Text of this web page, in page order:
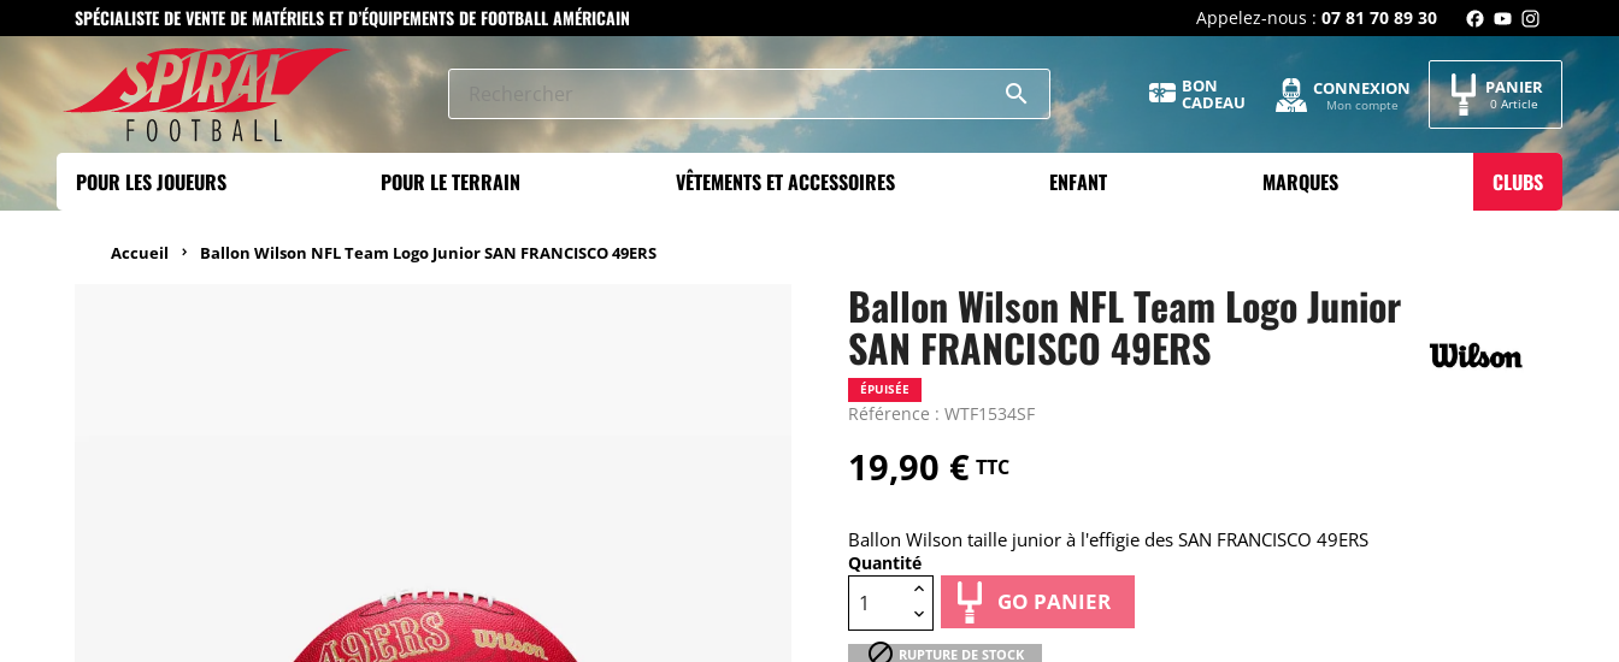
SPÉCIALISTE DE VENTE DE MATÉRIELS ET D’ÉQUIPEMENTS DE FOOTBALL AMÉRICAIN Appelez-nous : 07 81 70 89 30
search BON
CADEAU
CONNEXION
Mon compte
PANIER
0 Article
POUR LES JOUEURS POUR LE TERRAIN VÊTEMENTS ET ACCESSOIRES ENFANT MARQUES CLUBS
Accueil Ballon Wilson NFL Team Logo Junior SAN FRANCISCO 49ERS
Ballon Wilson NFL Team Logo Junior
SAN FRANCISCO 49ERS
Référence : WTF1534SF
ÉPUISÉE
19,90 € TTC
Ballon Wilson taille junior à l'effigie des SAN FRANCISCO 49ERS
Quantité
GO PANIER
 RUPTURE DE STOCK